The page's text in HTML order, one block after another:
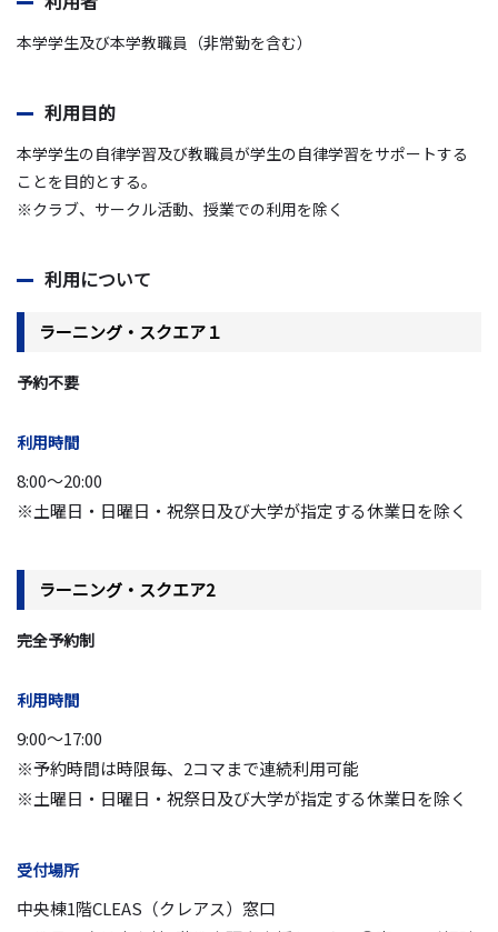
本学学生及び本学教職員（非常勤を含む）
利用目的
本学学生の自律学習及び教職員が学生の自律学習をサポートする
ことを目的とする。
※クラブ、サークル活動、授業での利用を除く
利用について
ラーニング・スクエア１
予約不要
利用時間
8:00～20:00
※土曜日・日曜日・祝祭日及び大学が指定する休業日を除く
ラーニング・スクエア2
完全予約制
利用時間
9:00～17:00
※予約時間は時限毎、2コマまで連続利用可能
※土曜日・日曜日・祝祭日及び大学が指定する休業日を除く
受付場所
中央棟1階CLEAS（クレアス）窓口